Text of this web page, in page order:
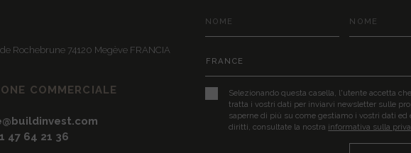
Rochebrune 74120 Megève FRANCIA
COMMERCIALE
47 64 21 36
Selezionando questa casella, l'utente accetta
tratta i vostri dati per inviarvi newsletter sulle
saperne di più su come gestiamo i vostri dati ed
diritti, consultate la nostra informativa sulla